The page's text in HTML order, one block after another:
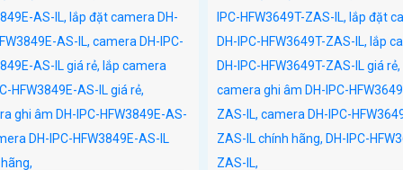
IPC-WL46A là lựa chọn lý tưởng
vệ ngôi nhà hoặc văn phòng của